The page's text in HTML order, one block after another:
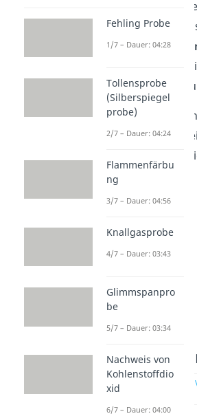
Leitfähigkeit. Sind
Probelösung
Leitfähigkeit ein
Messkurve. Dieses
deinem
Möchtest du noch
Titration
unbedingt unseren
diesem Thema an!
zur Stelle
Fehling Probe
1/7 – Dauer: 04:28
Tollensprobe
(Silberspiegel
probe)
2/7 – Dauer: 04:24
Flammenfärbu
ng
3/7 – Dauer: 04:56
Knallgasprobe
4/7 – Dauer: 03:43
Glimmspanpro
be
5/7 – Dauer: 03:34
Nachweis von
Kohlenstoffdio
xid
6/7 – Dauer: 04:00